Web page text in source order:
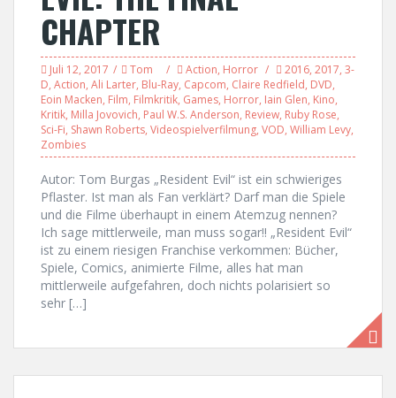
CHAPTER
Juli 12, 2017 Tom Action, Horror 2016, 2017, 3-
D, Action, Ali Larter, Blu-Ray, Capcom, Claire Redfield, DVD,
Eoin Macken, Film, Filmkritik, Games, Horror, Iain Glen, Kino,
Kritik, Milla Jovovich, Paul W.S. Anderson, Review, Ruby Rose,
Sci-Fi, Shawn Roberts, Videospielverfilmung, VOD, William Levy,
Zombies
Autor: Tom Burgas „Resident Evil“ ist ein schwieriges
Pflaster. Ist man als Fan verklärt? Darf man die Spiele
und die Filme überhaupt in einem Atemzug nennen?
Ich sage mittlerweile, man muss sogar!! „Resident Evil“
ist zu einem riesigen Franchise verkommen: Bücher,
Spiele, Comics, animierte Filme, alles hat man
mittlerweile aufgefahren, doch nichts polarisiert so
sehr […]